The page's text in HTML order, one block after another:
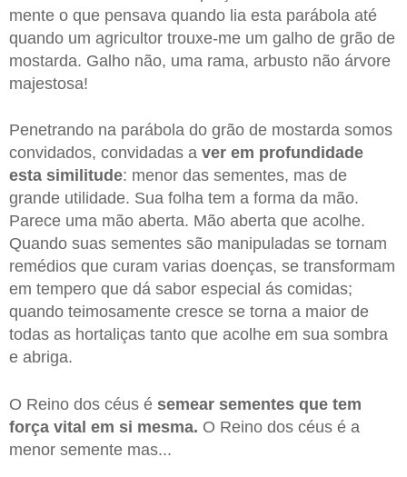
mente o que pensava quando lia esta parábola até
quando um agricultor trouxe-me um galho de grão de
mostarda. Galho não, uma rama, arbusto não árvore
majestosa!
Penetrando na parábola do grão de mostarda somos
convidados, convidadas a ver em profundidade
esta similitude: menor das sementes, mas de
grande utilidade. Sua folha tem a forma da mão.
Parece uma mão aberta. Mão aberta que acolhe.
Quando suas sementes são manipuladas se tornam
remédios que curam varias doenças, se transformam
em tempero que dá sabor especial ás comidas;
quando teimosamente cresce se torna a maior de
todas as hortaliças tanto que acolhe em sua sombra
e abriga.
O Reino dos céus é semear sementes que tem
força vital em si mesma. O Reino dos céus é a
menor semente mas...